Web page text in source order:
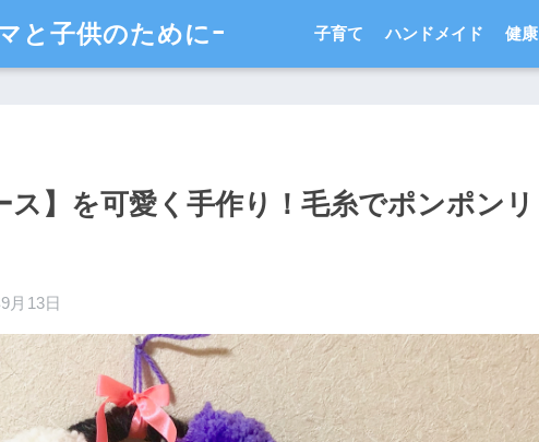
と子供のためにｰ 子育て ハンドメイド 健康
ス】を可愛く手作り！毛糸でポンポンリ
月13日